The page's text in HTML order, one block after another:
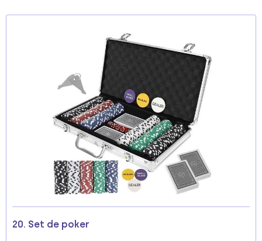
20. Set de poker